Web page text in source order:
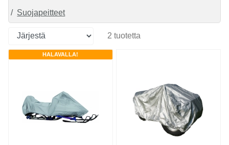
Suojapeitteet
2 tuotetta
HALAVALLA!